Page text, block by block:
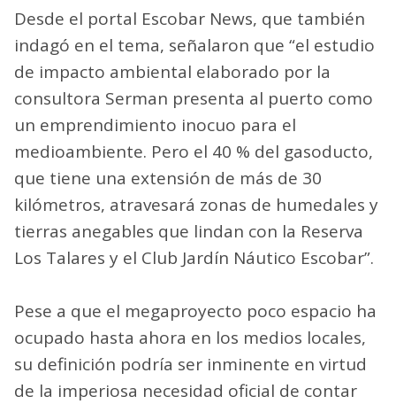
Desde el portal Escobar News, que también
indagó en el tema, señalaron que “el estudio
de impacto ambiental elaborado por la
consultora Serman presenta al puerto como
un emprendimiento inocuo para el
medioambiente. Pero el 40 % del gasoducto,
que tiene una extensión de más de 30
kilómetros, atravesará zonas de humedales y
tierras anegables que lindan con la Reserva
Los Talares y el Club Jardín Náutico Escobar”.
Pese a que el megaproyecto poco espacio ha
ocupado hasta ahora en los medios locales,
su definición podría ser inminente en virtud
de la imperiosa necesidad oficial de contar